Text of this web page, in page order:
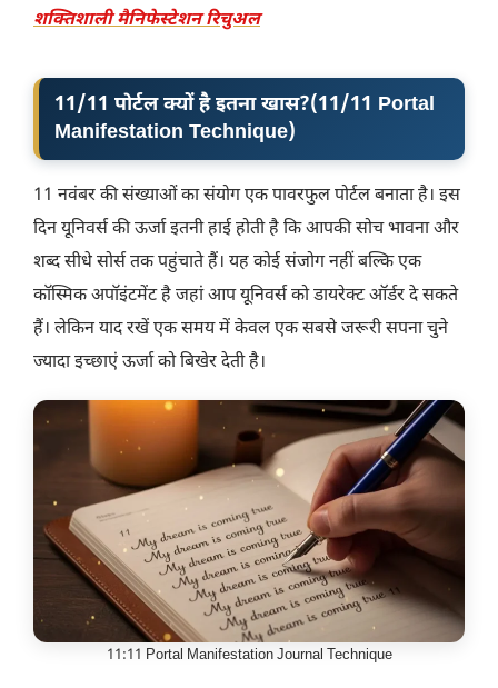
शक्तिशाली मैनिफेस्टेशन रिचुअल
11/11 पोर्टल क्यों है इतना खास?(11/11 Portal
Manifestation Technique)
11 नवंबर की संख्याओं का संयोग एक पावरफुल पोर्टल बनाता है। इस
दिन यूनिवर्स की ऊर्जा इतनी हाई होती है कि आपकी सोच भावना और
शब्द सीधे सोर्स तक पहुंचाते हैं। यह कोई संजोग नहीं बल्कि एक
कॉस्मिक अपॉइंटमेंट है जहां आप यूनिवर्स को डायरेक्ट ऑर्डर दे सकते
हैं। लेकिन याद रखें एक समय में केवल एक सबसे जरूरी सपना चुने
ज्यादा इच्छाएं ऊर्जा को बिखेर देती है।
11:11 Portal Manifestation Journal Technique